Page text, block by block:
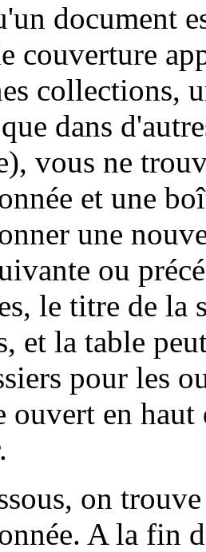
document
couverture
collections,
dans
vous ne
et une
une
ou
le titre de la
et la table
pour les
en haut
on
A la fin